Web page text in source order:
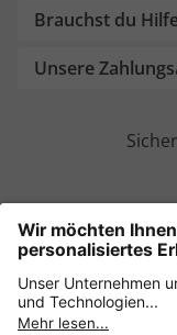
Brauchst du
Unsere
Weitere